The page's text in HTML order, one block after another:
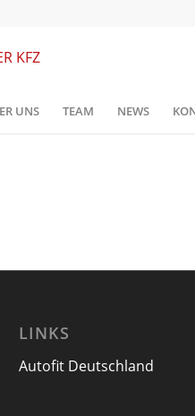
UNS TEAM NEWS
LINKS
Autofit Deutschland